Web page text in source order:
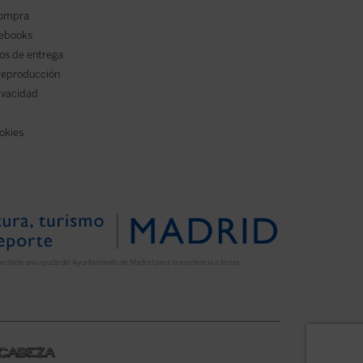
de entrega
una ayuda del Ayuntamiento de Madrid para la asistencia a ferias